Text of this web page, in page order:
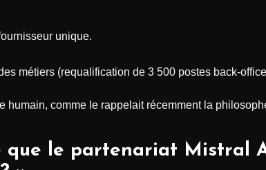
unique.
métiers (requalification de 3 500 postes back-
humain, comme le rappelait récemment la
que le partenariat Mistral